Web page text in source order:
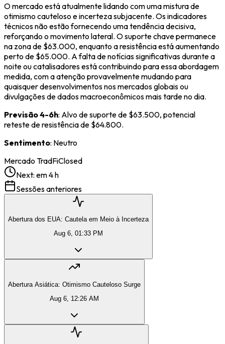
O mercado está atualmente lidando com uma mistura de
otimismo cauteloso e incerteza subjacente. Os indicadores
técnicos não estão fornecendo uma tendência decisiva,
reforçando o movimento lateral. O suporte chave permanece
na zona de $63.000, enquanto a resistência está aumentando
perto de $65.000. A falta de notícias significativas durante a
noite ou catalisadores está contribuindo para essa abordagem
medida, com a atenção provavelmente mudando para
quaisquer desenvolvimentos nos mercados globais ou
divulgações de dados macroeconômicos mais tarde no dia.
Previsão 4-6h: Alvo de suporte de $63.500, potencial
reteste de resistência de $64.800.
Sentimento: Neutro
Mercado TradFiClosed
Next: em 4 h
Sessões anteriores
Abertura dos EUA: Cautela em Meio à Incerteza
Aug 6, 01:33 PM
Abertura Asiática: Otimismo Cauteloso Surge
Aug 6, 12:26 AM